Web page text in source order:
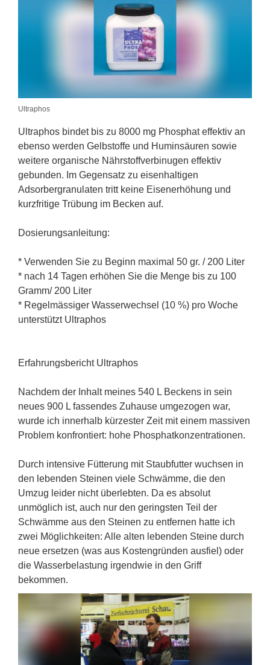
Ultraphos
Ultraphos bindet bis zu 8000 mg Phosphat effektiv an
ebenso werden Gelbstoffe und Huminsäuren sowie
weitere organische Nährstoffverbinugen effektiv
gebunden. Im Gegensatz zu eisenhaltigen
Adsorbergranulaten tritt keine Eisenerhöhung und
kurzfritige Trübung im Becken auf.
Dosierungsanleitung:
* Verwenden Sie zu Beginn maximal 50 gr. / 200 Liter
* nach 14 Tagen erhöhen Sie die Menge bis zu 100
Gramm/ 200 Liter
* Regelmässiger Wasserwechsel (10 %) pro Woche
unterstützt Ultraphos
Erfahrungsbericht Ultraphos
Nachdem der Inhalt meines 540 L Beckens in sein
neues 900 L fassendes Zuhause umgezogen war,
wurde ich innerhalb kürzester Zeit mit einem massiven
Problem konfrontiert: hohe Phosphatkonzentrationen.
Durch intensive Fütterung mit Staubfutter wuchsen in
den lebenden Steinen viele Schwämme, die den
Umzug leider nicht überlebten. Da es absolut
unmöglich ist, auch nur den geringsten Teil der
Schwämme aus den Steinen zu entfernen hatte ich
zwei Möglichkeiten: Alle alten lebenden Steine durch
neue ersetzen (was aus Kostengründen ausfiel) oder
die Wasserbelastung irgendwie in den Griff
bekommen.